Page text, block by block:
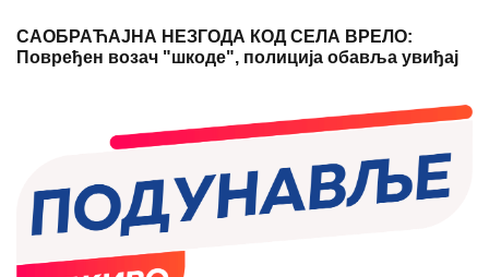
САОБРАЋАЈНА НЕЗГОДА КОД СЕЛА ВРЕЛО:
Повређен возач "шкоде", полиција обавља увиђај